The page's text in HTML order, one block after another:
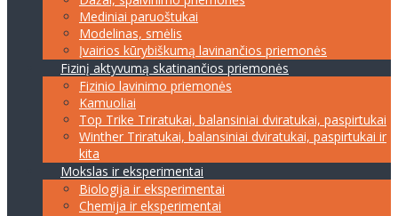
Mediniai paruoštukai
Modelinas, smėlis
Įvairios kūrybiškumą lavinančios priemonės
Fizinį aktyvumą skatinančios priemonės
Fizinio lavinimo priemonės
Kamuoliai
Top Trike Triratukai, balansiniai dviratukai, paspirtukai
Winther Triratukai, balansiniai dviratukai, paspirtukai ir
kita
Mokslas ir eksperimentai
Biologija ir eksperimentai
Chemija ir eksperimentai